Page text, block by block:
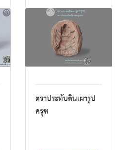
ตราประทับดินเผารูป
ครุฑ